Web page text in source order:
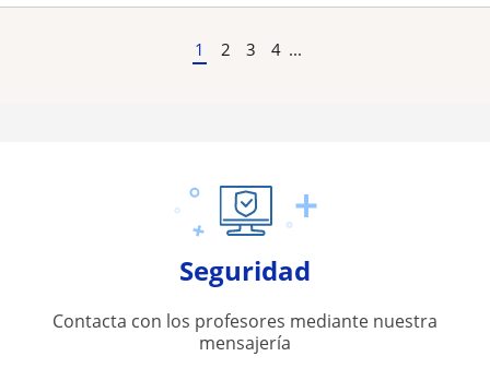
1 2 3 4 ...
Seguridad
Contacta con los profesores mediante nuestra
mensajería